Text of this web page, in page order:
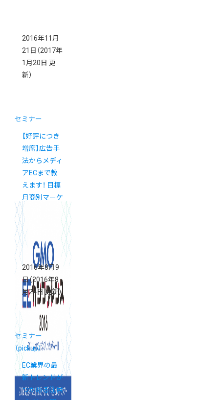
2016年11月
21日 （2017年
1月20日 更
新）
セミナー
【好評につき
増席】広告手
法からメディ
アECまで教
えます！ 目標
月商別マーケ
ティングセミ
ナー《2/4(土)
開催》
2016年8月9
日（2016年8
月24日 更新）
セミナー
（pickup）
EC業界の最
新トレンドが
つかめる注目